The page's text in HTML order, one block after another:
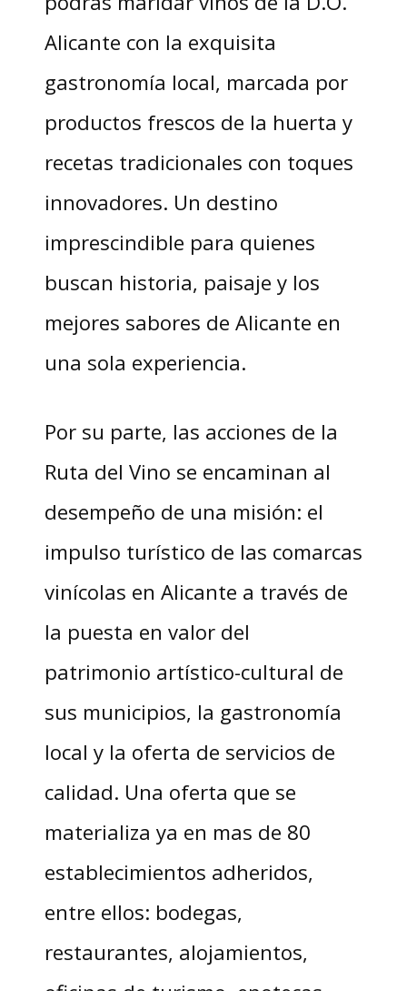
Alicante con la exquisita
gastronomía local, marcada por
productos frescos de la huerta y
recetas tradicionales con toques
innovadores. Un destino
imprescindible para quienes
buscan historia, paisaje y los
mejores sabores de Alicante en
una sola experiencia.
Por su parte, las acciones de la
Ruta del Vino se encaminan al
desempeño de una misión: el
impulso turístico de las comarcas
vinícolas en Alicante a través de
la puesta en valor del
patrimonio artístico-cultural de
sus municipios, la gastronomía
local y la oferta de servicios de
calidad. Una oferta que se
materializa ya en mas de 80
establecimientos adheridos,
entre ellos: bodegas,
restaurantes, alojamientos,